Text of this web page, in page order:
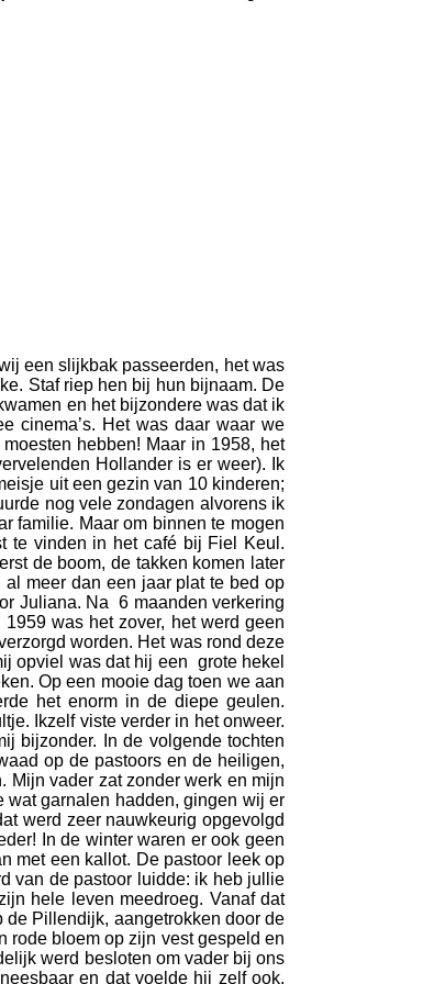
een slijkbak passeerden, het was
Staf riep hen bij hun bijnaam. De
en het bijzondere was dat ik
cinema’s. Het was daar waar we
hebben! Maar in 1958, het
Hollander is er weer). Ik
uit een gezin van 10 kinderen;
nog vele zondagen alvorens ik
familie. Maar om binnen te mogen
te vinden in het café bij Fiel Keul.
de boom, de takken komen later
meer dan een jaar plat te bed op
Juliana. Na 6 maanden verkering
was het zover, het werd geen
worden. Het was rond deze
opviel was dat hij een grote hekel
Op een mooie dag toen we aan
het enorm in de diepe geulen.
Ikzelf viste verder in het onweer.
bijzonder. In de volgende tochten
op de pastoors en de heiligen,
Mijn vader zat zonder werk en mijn
wat garnalen hadden, gingen wij er
werd zeer nauwkeurig opgevolgd
In de winter waren er ook geen
met een kallot. De pastoor leek op
van de pastoor luidde: ik heb jullie
hele leven meedroeg. Vanaf dat
de Pillendijk, aangetrokken door de
rode bloem op zijn vest gespeld en
werd besloten om vader bij ons
en dat voelde hij zelf ook.